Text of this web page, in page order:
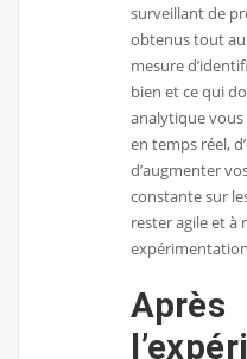
surveillant de
obtenus tout au
mesure
bien et ce qui
analytique
en temps réel,
d’augmenter
constante sur
rester agile et à
Après